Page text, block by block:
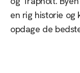
en rig historie og
opdage de